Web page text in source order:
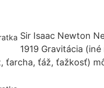
Sir Isaac Newton
1919 Gravitácia
ťarcha, ťáž, ťažkosť)